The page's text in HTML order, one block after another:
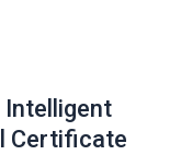
Intelligent
Certificate